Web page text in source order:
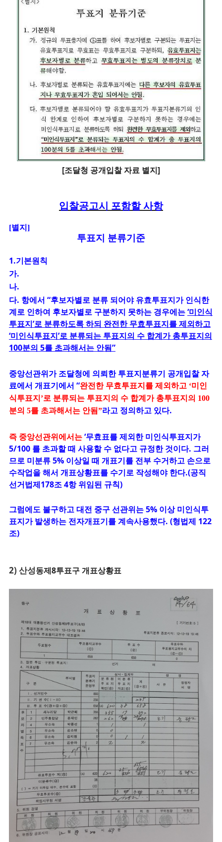
[조달청 공개입찰 자료 별지]
입찰공고시 포함할 사항
[별지]
투표지 분류기준
1.기본원칙
가.
나.
다. 항에서 “후보자별로 분류 되어야 유효투표지가 인식한
계로 인하여 후보자별로 구분하지 못하는 경우에는‘미인식
투표지’로 분류하도록 하되 완전한 무효투표지를 제외하고
‘미인식투표지’로 분류되는 투표지의 수 합계가 총투표지의
100분의 5를 초과해서는 안됨”
중앙선관위가 조달청에 의뢰한 투표지분류기 공개입찰 자
료에서 개표기에서 “완전한 무효투표지를 제외하고 ‘미인
식투표지’로 분류되는 투표지의 수 합계가 총투표지의 100
분의 5를 초과해서는 안됨”라고 정의하고 있다.
즉 중앙선관위에서는‘무효표를 제외한 미인식투표지가
5/100 를 초과할 때 사용할 수 없다고 규정한 것이다. 그러
므로 미분류 5% 이상일 때 개표기를 전부 수거하고 손으로
수작업을 해서 개표상황표를 수기로 작성해야 한다.(공직
선거법제178조 4항 위임된 규칙)
그럼에도 불구하고 대전 중구 선관위는 5% 이상 미인식투
표지가 발생하는 전자개표기를 계속사용했다. (형법제 122
조)
2) 산성동제8투표구 개표상황표